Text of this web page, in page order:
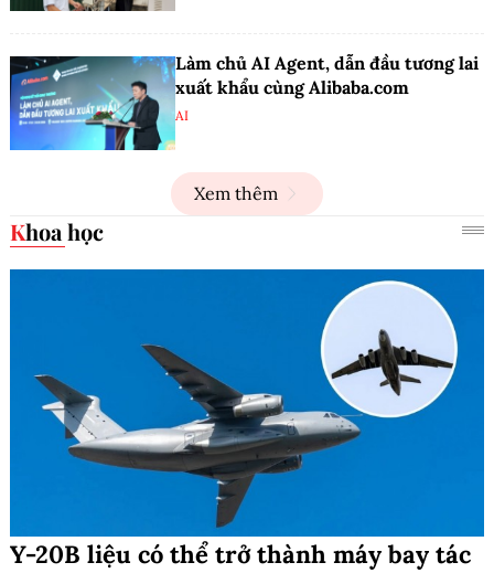
Làm chủ AI Agent, dẫn đầu tương lai
xuất khẩu cùng Alibaba.com
AI
Xem thêm
Khoa học
Y-20B liệu có thể trở thành máy bay tác